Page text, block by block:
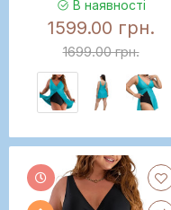
В наявності
1599.00 грн.
1699.00 грн.